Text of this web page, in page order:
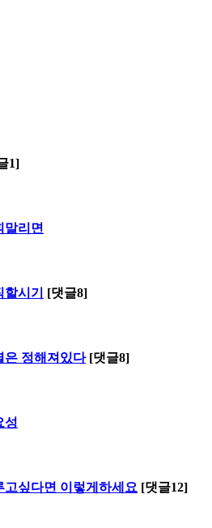
1]
말리면
시기 [댓글8]
은 정해져있다[댓글8]
성
고싶다면 이렇게하세요 [댓글12]